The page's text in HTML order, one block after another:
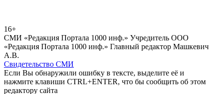
16+
СМИ «Редакция Портала 1000 инф.» Учредитель ООО
«Редакция Портала 1000 инф.» Главный редактор Машкевич
А.В.
Свидетельство СМИ
Если Вы обнаружили ошибку в тексте, выделите её и
нажмите клавиши CTRL+ENTER, что бы сообщить об этом
редактору сайта